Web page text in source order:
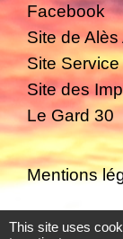
Facebook
Site de Alès
Site
Site des
Le Gard 30
Mentions
Politique
This site uses